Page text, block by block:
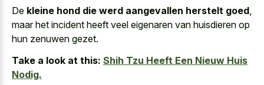
De kleine hond die werd aangevallen herstelt goed,
maar het incident heeft veel eigenaren van huisdieren op
hun zenuwen gezet.
Take a look at this: Shih Tzu Heeft Een Nieuw Huis
Nodig.